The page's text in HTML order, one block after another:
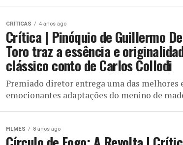
CRÍTICAS 4 anos ago
Crítica | Pinóquio de Guillermo
Toro traz a essência e
clássico conto de Carlos Collodi
Premiado diretor entrega uma das melhores
emocionantes adaptações do menino de
FILMES 8 anos ago